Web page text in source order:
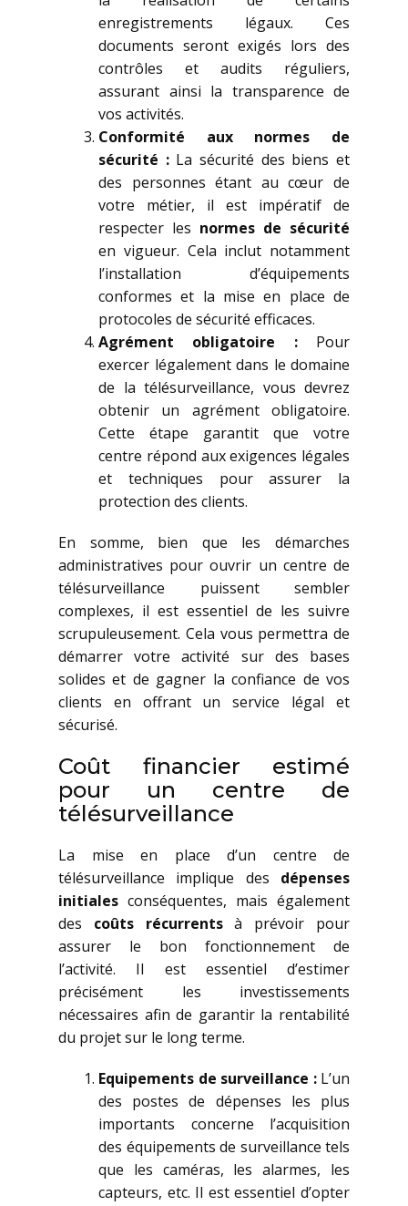
enregistrements légaux. Ces
documents seront exigés lors des
contrôles et audits réguliers,
assurant ainsi la transparence de
vos activités.
Conformité aux normes de
sécurité :La sécurité des biens et
des personnes étant au cœur de
votre métier, il est impératif de
respecter les normes de sécurité
en vigueur. Cela inclut notamment
l’installation d’équipements
conformes et la mise en place de
protocoles de sécurité efficaces.
Agrément obligatoire :Pour
exercer légalement dans le domaine
de la télésurveillance, vous devrez
obtenir un agrément obligatoire.
Cette étape garantit que votre
centre répond aux exigences légales
et techniques pour assurer la
protection des clients.
En somme, bien que les démarches
administratives pour ouvrir un centre de
télésurveillance puissent sembler
complexes, il est essentiel de les suivre
scrupuleusement. Cela vous permettra de
démarrer votre activité sur des bases
solides et de gagner la confiance de vos
clients en offrant un service légal et
sécurisé.
Coût financier estimé
pour un centre de
télésurveillance
La mise en place d’un centre de
télésurveillance implique des dépenses
initiales conséquentes, mais également
des coûts récurrentsà prévoir pour
assurer le bon fonctionnement de
l’activité. Il est essentiel d’estimer
précisément les investissements
nécessaires afin de garantir la rentabilité
du projet sur le long terme.
Equipements de surveillance :L’un
des postes de dépenses les plus
importants concerne l’acquisition
des équipements de surveillance tels
que les caméras, les alarmes, les
capteurs, etc. Il est essentiel d’opter